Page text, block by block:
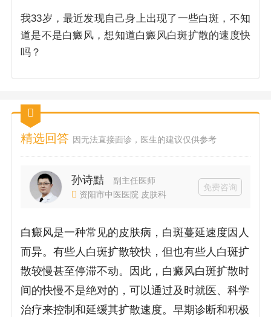
我33岁，最近发现自己身上出现了一些白斑，不知
道是不是白癜风，想知道白癜风白斑扩散的速度快
吗？
精选回答 因无法直接面诊，医生的建议仅供参考
孙诗黠
副主任医师
资阳市中医医院 皮肤科
免费咨询
白癜风是一种常见的皮肤病，白斑蔓延速度因人
而异。有些人白斑扩散较快，但也有些人白斑扩
散较慢甚至停滞不动。因此，白癜风白斑扩散时
间的快慢不是绝对的，可以通过及时就医、科学
治疗来控制和延缓其扩散速度。早期诊断和积极